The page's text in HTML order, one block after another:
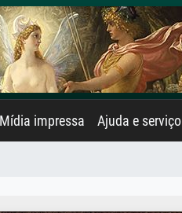
Mídia impressa Ajuda e serviço